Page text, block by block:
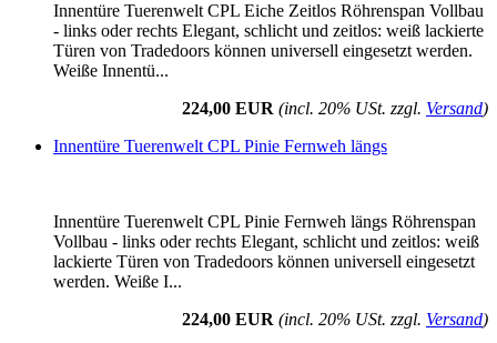
Innentüre Tuerenwelt CPL Eiche Zeitlos Röhrenspan Vollbau
- links oder rechts Elegant, schlicht und zeitlos: weiß lackierte
Türen von Tradedoors können universell eingesetzt werden.
Weiße Innentü...
224,00 EUR (incl. 20% USt. zzgl. Versand)
Innentüre Tuerenwelt CPL Pinie Fernweh längs
Innentüre Tuerenwelt CPL Pinie Fernweh längs Röhrenspan
Vollbau - links oder rechts Elegant, schlicht und zeitlos: weiß
lackierte Türen von Tradedoors können universell eingesetzt
werden. Weiße I...
224,00 EUR (incl. 20% USt. zzgl. Versand)